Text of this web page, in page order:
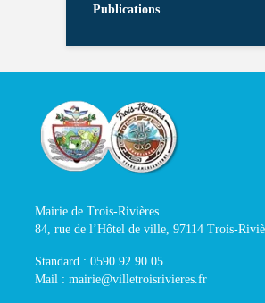
Publications
Mairie de Trois-Rivières
84, rue de l’Hôtel de ville, 97114 Trois-
Standard : 0590 92 90 05
Mail : mairie@villetroisrivieres.fr